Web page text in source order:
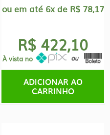
ou em até 6x de R$ 78,17
R$ 422,10
À vista no
ADICIONAR AO
CARRINHO